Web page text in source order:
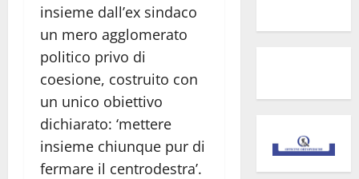
insieme dall’ex sindaco
un mero agglomerato
politico privo di
coesione, costruito con
un unico obiettivo
dichiarato: ‘mettere
insieme chiunque pur di
fermare il centrodestra’.